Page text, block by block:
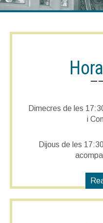
Dimecres de les
i
Dijous de les